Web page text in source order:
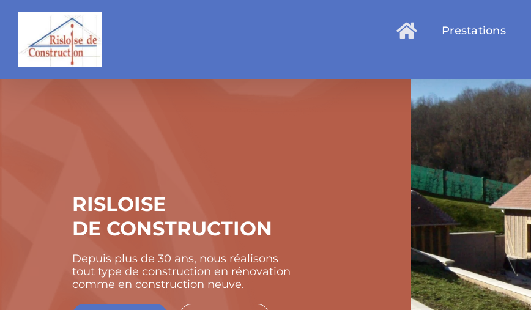
contenu
Prestations
Depuis plus de 30 ans, nous réalisons
tout type de construction en rénovation
comme en construction neuve.
RISLOISE
DE CONSTRUCTION